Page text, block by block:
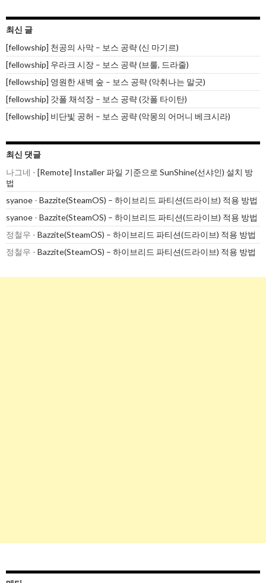
최신 글
[fellowship] 천공의 사막 – 보스 공략 (신 마기르)
[fellowship] 우라크 시장 – 보스 공략 (브룰, 드라줄)
[fellowship] 영원한 새벽 숲 – 보스 공략 (악취나는 말긋)
[fellowship] 갓폴 채석장 – 보스 공략 (갓폴 타이탄)
[fellowship] 비단빛 공허 – 보스 공략 (악몽의 어머니 베크시라)
최신 댓글
나그네 - [Remote] Installer 파일 기준으로 SunShine(선샤인) 설치 방
법
syanoe - Bazzite(SteamOS) – 하이브리드 파티션(드라이브) 적용 방법
syanoe - Bazzite(SteamOS) – 하이브리드 파티션(드라이브) 적용 방법
정철우 - Bazzite(SteamOS) – 하이브리드 파티션(드라이브) 적용 방법
정철우 - Bazzite(SteamOS) – 하이브리드 파티션(드라이브) 적용 방법